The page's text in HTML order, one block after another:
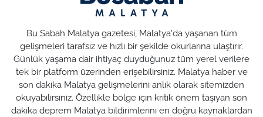
Bu Sabah Malatya gazetesi, Malatya'da yaşanan tüm
gelişmeleri tarafsız ve hızlı bir şekilde okurlarına ulaştırır.
Günlük yaşama dair ihtiyaç duyduğunuz tüm yerel verilere
tek bir platform üzerinden erişebilirsiniz. Malatya haber ve
son dakika Malatya gelişmelerini anlık olarak sitemizden
okuyabilirsiniz. Özellikle bölge için kritik önem taşıyan son
dakika deprem Malatya bildirimlerini en doğru kaynaklardan